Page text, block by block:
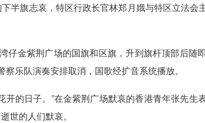
旗志哀，特区行政长官林郑月娥与特区立法会
金紫荆广场的国旗和区旗，升到旗杆顶部后随
乐队演奏安排取消，国歌经扩音系统播放。
的日子。”在金紫荆广场默哀的香港青年张先生
世的人们默哀。